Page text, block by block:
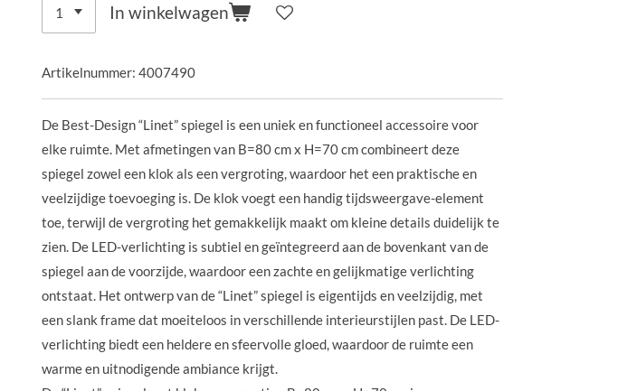
In winkelwagen
Artikelnummer: 4007490
De Best-Design “Linet” spiegel is een uniek en functioneel accessoire voor
elke ruimte. Met afmetingen van B=80 cm x H=70 cm combineert deze
spiegel zowel een klok als een vergroting, waardoor het een praktische en
veelzijdige toevoeging is. De klok voegt een handig tijdsweergave-element
toe, terwijl de vergroting het gemakkelijk maakt om kleine details duidelijk te
zien. De LED-verlichting is subtiel en geïntegreerd aan de bovenkant van de
spiegel aan de voorzijde, waardoor een zachte en gelijkmatige verlichting
ontstaat. Het ontwerp van de “Linet” spiegel is eigentijds en veelzijdig, met
een slank frame dat moeiteloos in verschillende interieurstijlen past. De LED-
verlichting biedt een heldere en sfeervolle gloed, waardoor de ruimte een
warme en uitnodigende ambiance krijgt.